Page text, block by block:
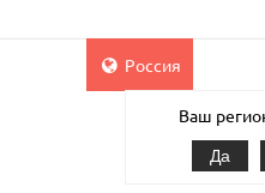
Россия
Ваш
Да